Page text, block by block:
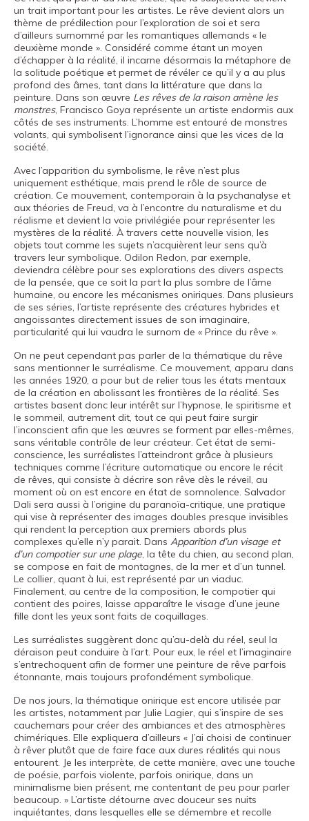
un trait important pour les artistes. Le rêve devient alors un
thème de prédilection pour l’exploration de soi et sera
d’ailleurs surnommé par les romantiques allemands « le
deuxième monde ». Considéré comme étant un moyen
d’échapper à la réalité, il incarne désormais la métaphore de
la solitude poétique et permet de révéler ce qu’il y a au plus
profond des âmes, tant dans la littérature que dans la
peinture. Dans son œuvre Les rêves de la raison amène les
monstres, Francisco Goya représente un artiste endormis aux
côtés de ses instruments. L’homme est entouré de monstres
volants, qui symbolisent l’ignorance ainsi que les vices de la
société.
Avec l’apparition du symbolisme, le rêve n’est plus
uniquement esthétique, mais prend le rôle de source de
création. Ce mouvement, contemporain à la psychanalyse et
aux théories de Freud, va à l’encontre du naturalisme et du
réalisme et devient la voie privilégiée pour représenter les
mystères de la réalité. À travers cette nouvelle vision, les
objets tout comme les sujets n’acquièrent leur sens qu’à
travers leur symbolique. Odilon Redon, par exemple,
deviendra célèbre pour ses explorations des divers aspects
de la pensée, que ce soit la part la plus sombre de l’âme
humaine, ou encore les mécanismes oniriques. Dans plusieurs
de ses séries, l’artiste représente des créatures hybrides et
angoissantes directement issues de son imaginaire,
particularité qui lui vaudra le surnom de « Prince du rêve ».
On ne peut cependant pas parler de la thématique du rêve
sans mentionner le surréalisme. Ce mouvement, apparu dans
les années 1920, a pour but de relier tous les états mentaux
de la création en abolissant les frontières de la réalité. Ses
artistes basent donc leur intérêt sur l’hypnose, le spiritisme et
le sommeil, autrement dit, tout ce qui peut faire surgir
l’inconscient afin que les œuvres se forment par elles-mêmes,
sans véritable contrôle de leur créateur. Cet état de semi-
conscience, les surréalistes l’atteindront grâce à plusieurs
techniques comme l’écriture automatique ou encore le récit
de rêves, qui consiste à décrire son rêve dès le réveil, au
moment où on est encore en état de somnolence. Salvador
Dali sera aussi à l’origine du paranoïa-critique, une pratique
qui vise à représenter des images doubles presque invisibles
qui rendent la perception aux premiers abords plus
complexes qu’elle n’y parait. Dans Apparition d’un visage et
d’un compotier sur une plage, la tête du chien, au second plan,
se compose en fait de montagnes, de la mer et d’un tunnel.
Le collier, quant à lui, est représenté par un viaduc.
Finalement, au centre de la composition, le compotier qui
contient des poires, laisse apparaître le visage d’une jeune
fille dont les yeux sont faits de coquillages.
Les surréalistes suggèrent donc qu’au-delà du réel, seul la
déraison peut conduire à l’art. Pour eux, le réel et l’imaginaire
s’entrechoquent afin de former une peinture de rêve parfois
étonnante, mais toujours profondément symbolique.
De nos jours, la thématique onirique est encore utilisée par
les artistes, notamment par Julie Lagier, qui s’inspire de ses
cauchemars pour créer des ambiances et des atmosphères
chimériques. Elle expliquera d’ailleurs « J’ai choisi de continuer
à rêver plutôt que de faire face aux dures réalités qui nous
entourent. Je les interprète, de cette manière, avec une touche
de poésie, parfois violente, parfois onirique, dans un
minimalisme bien présent, me contentant de peu pour parler
beaucoup. » L’artiste détourne avec douceur ses nuits
inquiétantes, dans lesquelles elle se démembre et recolle